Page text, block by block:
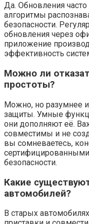
Да. Обновления
алгоритмы
безопасности.
обновления через
приложение
эффективность
Можно ли
простоты?
Можно, но разумнее
защиты. Умные
они дополняют её.
совместимы и не
вы сомневаетесь,
безопасности.
Какие
автомобилей?
В старых